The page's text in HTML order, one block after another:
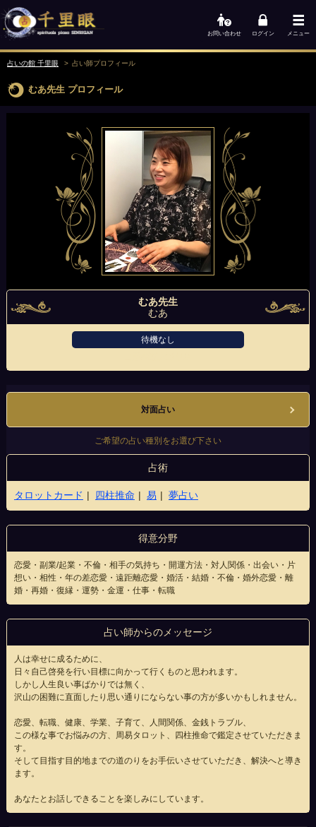
お問い合わせ ログイン メニュー
占いの館 千里眼 占い師プロフィール
むあ先生 プロフィール
むあ先生
むあ
待機なし
対面占い
ご希望の占い種別をお選び下さい
占術
タロットカード 四柱推命 易 夢占い
得意分野
恋愛・副業/起業・不倫・相手の気持ち・開運方法・対人関係・出会い・片
想い・相性・年の差恋愛・遠距離恋愛・婚活・結婚・不倫・婚外恋愛・離
婚・再婚・復縁・運勢・金運・仕事・転職
占い師からのメッセージ
人は幸せに成るために、
日々自己啓発を行い目標に向かって行くものと思われます。
しかし人生良い事ばかりでは無く、
沢山の困難に直面したり思い通りにならない事の方が多いかもしれません。
恋愛、転職、健康、学業、子育て、人間関係、金銭トラブル、
この様な事でお悩みの方、周易タロット、四柱推命で鑑定させていただきま
す。
そして目指す目的地までの道のりをお手伝いさせていただき、解決へと導き
ます。
あなたとお話しできることを楽しみにしています。